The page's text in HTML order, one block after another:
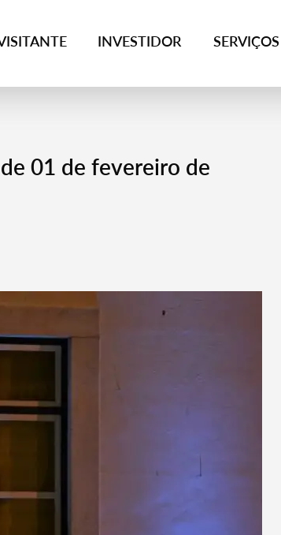
INVESTIDOR SERVIÇOS
01 de fevereiro de